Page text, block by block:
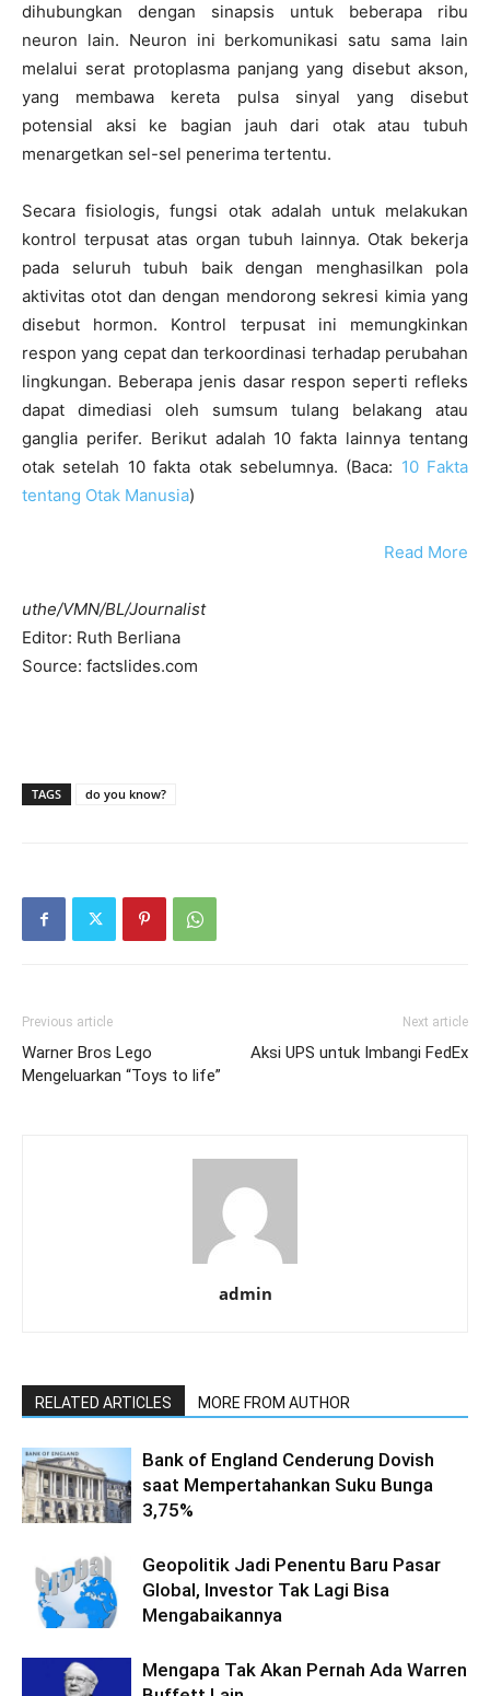
dihubungkan dengan sinapsis untuk beberapa ribu
neuron lain. Neuron ini berkomunikasi satu sama lain
melalui serat protoplasma panjang yang disebut akson,
yang membawa kereta pulsa sinyal yang disebut
potensial aksi ke bagian jauh dari otak atau tubuh
menargetkan sel-sel penerima tertentu.
Secara fisiologis, fungsi otak adalah untuk melakukan
kontrol terpusat atas organ tubuh lainnya. Otak bekerja
pada seluruh tubuh baik dengan menghasilkan pola
aktivitas otot dan dengan mendorong sekresi kimia yang
disebut hormon. Kontrol terpusat ini memungkinkan
respon yang cepat dan terkoordinasi terhadap perubahan
lingkungan. Beberapa jenis dasar respon seperti refleks
dapat dimediasi oleh sumsum tulang belakang atau
ganglia perifer. Berikut adalah 10 fakta lainnya tentang
otak setelah 10 fakta otak sebelumnya. (Baca: 10 Fakta
tentang Otak Manusia)
Read More
uthe/VMN/BL/Journalist
Editor: Ruth Berliana
Source: factslides.com
TAGS do you know?
Previous article
Warner Bros Lego
Mengeluarkan “Toys to life”
Next article
Aksi UPS untuk Imbangi FedEx
admin
RELATED ARTICLES MORE FROM AUTHOR
Bank of England Cenderung Dovish
saat Mempertahankan Suku Bunga
3,75%
Geopolitik Jadi Penentu Baru Pasar
Global, Investor Tak Lagi Bisa
Mengabaikannya
Mengapa Tak Akan Pernah Ada Warren